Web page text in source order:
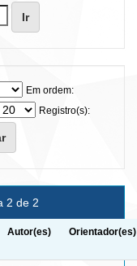
Em ordem:
Registro(s):
2 de 2
Autor(es) Orientador(es)